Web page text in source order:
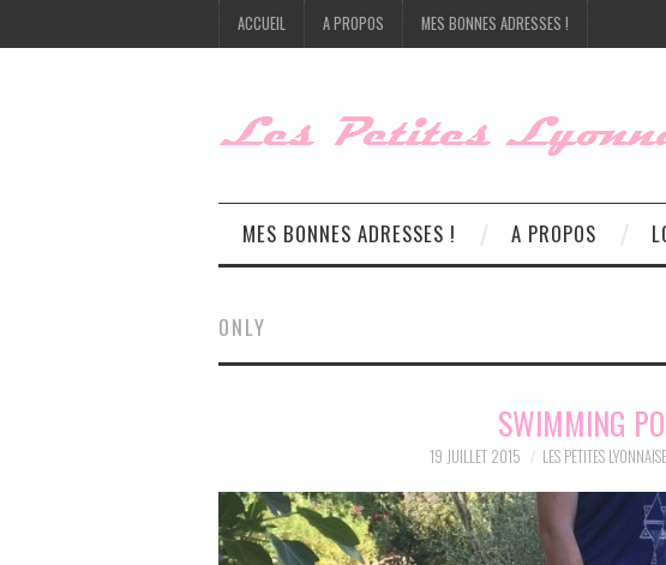
ACCUEIL A PROPOS MES BONNES ADRESSES !
MES BONNES ADRESSES ! A PROPOS
ONLY
SWIMMING
19 JUILLET 2015 LES PETITES